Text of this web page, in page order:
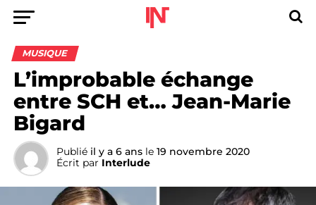
MUSIQUE
L’improbable échange
entre SCH et… Jean-Marie
Bigard
Publié il y a 6 ans le 19 novembre 2020
Écrit par Interlude